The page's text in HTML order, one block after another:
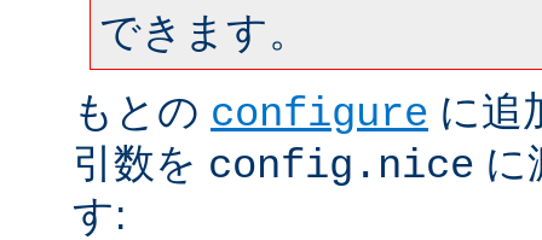
できます。
もとの configure に追
引数を config.nice に
す: